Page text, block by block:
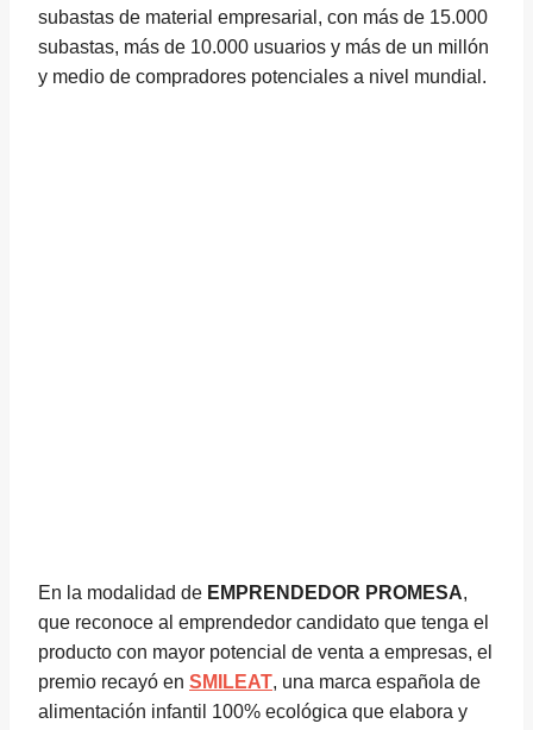
subastas de material empresarial, con más de 15.000
subastas, más de 10.000 usuarios y más de un millón
y medio de compradores potenciales a nivel mundial.
En la modalidad de EMPRENDEDOR PROMESA,
que reconoce al emprendedor candidato que tenga el
producto con mayor potencial de venta a empresas, el
premio recayó en SMILEAT, una marca española de
alimentación infantil 100% ecológica que elabora y